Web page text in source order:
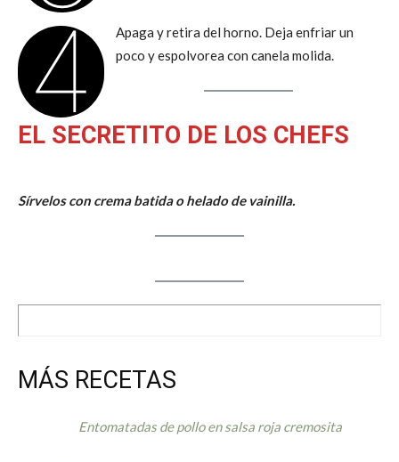
4
Apaga y retira del horno. Deja enfriar un
poco y espolvorea con canela molida.
EL SECRETITO DE LOS CHEFS
Sírvelos con crema batida o helado de vainilla.
MÁS RECETAS
Entomatadas de pollo en salsa roja cremosita